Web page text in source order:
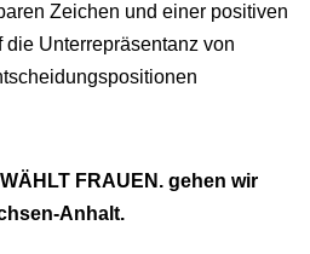
Zeichen und einer positiven
die Unterrepräsentanz von
FRAUEN. gehen wir
Anhalt.